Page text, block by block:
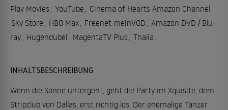
Play Movies YouTube Cinema of Hearts Amazon Channel
Sky Store
HBO Max Freenet meinVOD
Amazon DVD / Blu-
ray Hugendubel MagentaTV Plus Thalia
INHALTSBESCHREIBUNG
Wenn die Sonne untergeht, geht die Party im Xquisite, dem
Stripclub von Dallas, erst richtig los. Der ehemalige Tänzer